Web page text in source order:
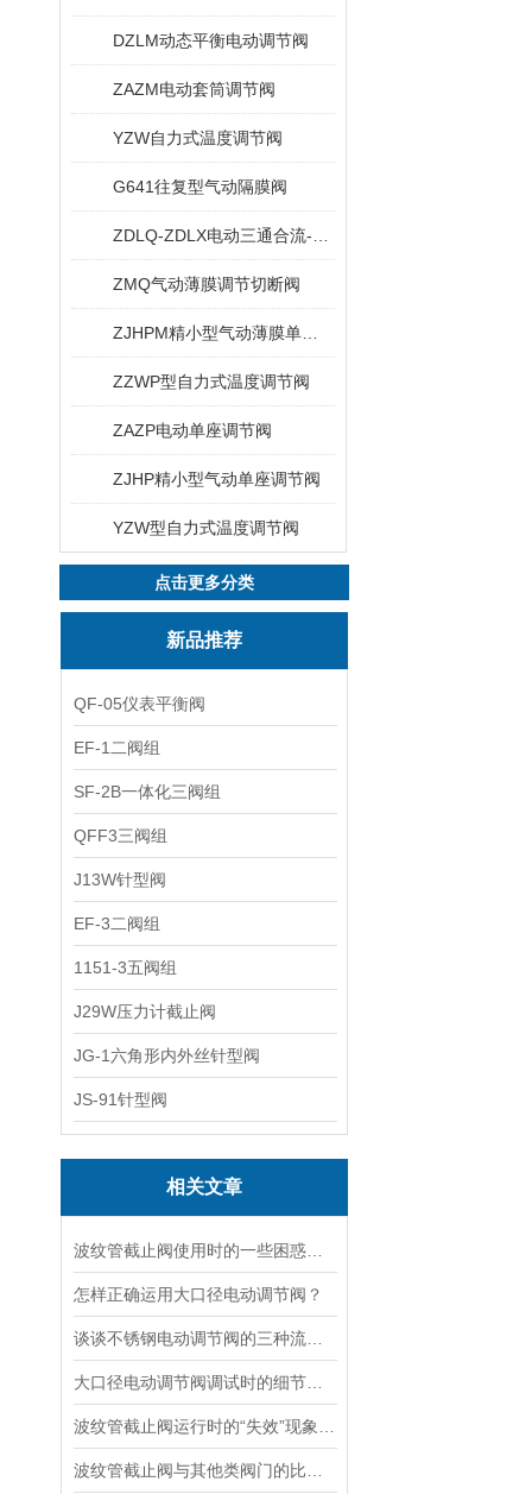
DZLM动态平衡电动调节阀
ZAZM电动套筒调节阀
YZW自力式温度调节阀
G641往复型气动隔膜阀
ZMQ气动薄膜调节切断阀
ZZWP型自力式温度调节阀
ZAZP电动单座调节阀
ZJHP精小型气动单座调节阀
YZW型自力式温度调节阀
点击更多分类
新品推荐
QF-05仪表平衡阀
EF-1二阀组
SF-2B一体化三阀组
QFF3三阀组
J13W针型阀
EF-3二阀组
1151-3五阀组
J29W压力计截止阀
JG-1六角形内外丝针型阀
JS-91针型阀
相关文章
怎样正确运用大口径电动调节阀？